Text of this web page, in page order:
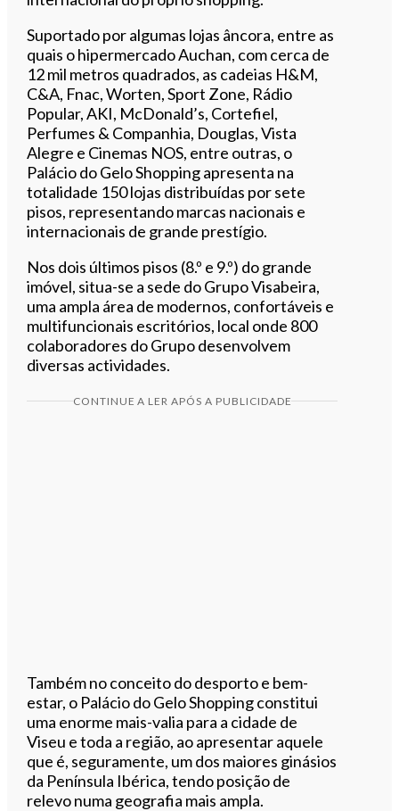
Suportado por algumas lojas âncora, entre as
quais o hipermercado Auchan, com cerca de
12 mil metros quadrados, as cadeias H&M,
C&A, Fnac, Worten, Sport Zone, Rádio
Popular, AKI, McDonald’s, Cortefiel,
Perfumes & Companhia, Douglas, Vista
Alegre e Cinemas NOS, entre outras, o
Palácio do Gelo Shopping apresenta na
totalidade 150 lojas distribuídas por sete
pisos, representando marcas nacionais e
internacionais de grande prestígio.
Nos dois últimos pisos (8.º e 9.º) do grande
imóvel, situa-se a sede do Grupo Visabeira,
uma ampla área de modernos, confortáveis e
multifuncionais escritórios, local onde 800
colaboradores do Grupo desenvolvem
diversas actividades.
CONTINUE A LER APÓS A PUBLICIDADE
Também no conceito do desporto e bem-
estar, o Palácio do Gelo Shopping constitui
uma enorme mais-valia para a cidade de
Viseu e toda a região, ao apresentar aquele
que é, seguramente, um dos maiores ginásios
da Península Ibérica, tendo posição de
relevo numa geografia mais ampla.